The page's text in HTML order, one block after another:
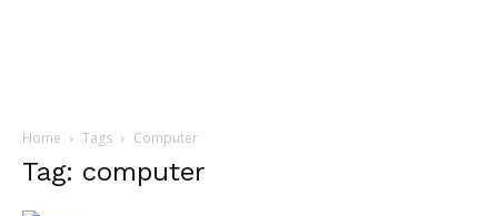
Home Tags Computer
Tag: computer